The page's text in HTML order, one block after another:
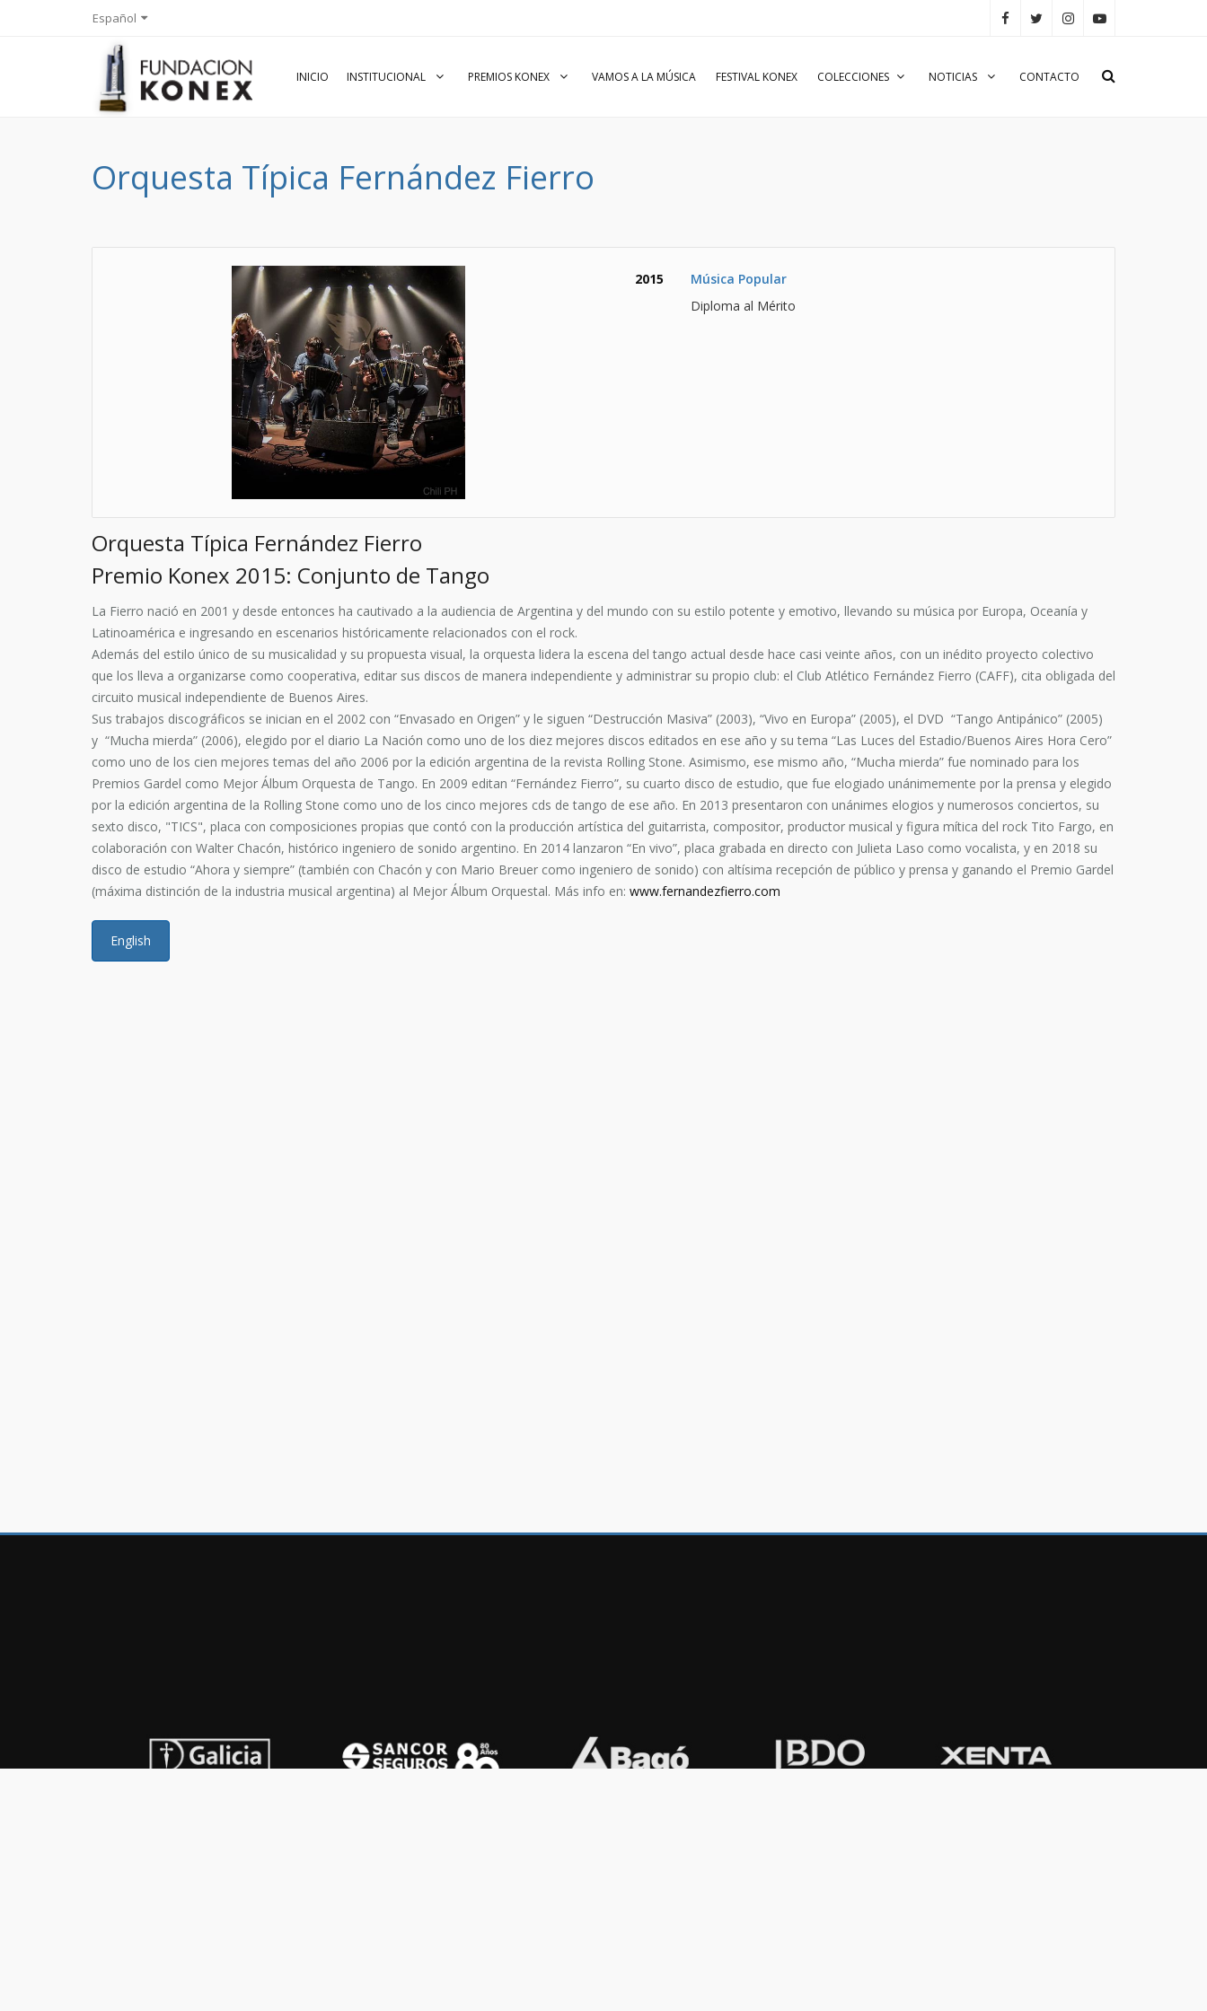
Español
INICIO INSTITUCIONAL PREMIOS KONEX VAMOS A LA MÚSICA FESTIVAL KONEX COLECCIONES NOTICIAS CONTACTO
Orquesta Típica Fernández Fierro
2015
Música Popular
Diploma al Mérito
Orquesta Típica Fernández Fierro
Premio Konex 2015: Conjunto de Tango
La Fierro nació en 2001 y desde entonces ha cautivado a la audiencia de Argentina y del mundo con su estilo potente y emotivo, llevando su música por Europa, Oceanía y
Latinoamérica e ingresando en escenarios históricamente relacionados con el rock.
Además del estilo único de su musicalidad y su propuesta visual, la orquesta lidera la escena del tango actual desde hace casi veinte años, con un inédito proyecto colectivo
que los lleva a organizarse como cooperativa, editar sus discos de manera independiente y administrar su propio club: el Club Atlético Fernández Fierro (CAFF), cita obligada del
circuito musical independiente de Buenos Aires.
Sus trabajos discográficos se inician en el 2002 con “Envasado en Origen” y le siguen “Destrucción Masiva” (2003), “Vivo en Europa” (2005), el DVD “Tango Antipánico” (2005)
y “Mucha mierda” (2006), elegido por el diario La Nación como uno de los diez mejores discos editados en ese año y su tema “Las Luces del Estadio/Buenos Aires Hora Cero”
como uno de los cien mejores temas del año 2006 por la edición argentina de la revista Rolling Stone. Asimismo, ese mismo año, “Mucha mierda” fue nominado para los
Premios Gardel como Mejor Álbum Orquesta de Tango. En 2009 editan “Fernández Fierro”, su cuarto disco de estudio, que fue elogiado unánimemente por la prensa y elegido
por la edición argentina de la Rolling Stone como uno de los cinco mejores cds de tango de ese año. En 2013 presentaron con unánimes elogios y numerosos conciertos, su
sexto disco, "TICS", placa con composiciones propias que contó con la producción artística del guitarrista, compositor, productor musical y figura mítica del rock Tito Fargo, en
colaboración con Walter Chacón, histórico ingeniero de sonido argentino. En 2014 lanzaron “En vivo”, placa grabada en directo con Julieta Laso como vocalista, y en 2018 su
disco de estudio “Ahora y siempre” (también con Chacón y con Mario Breuer como ingeniero de sonido) con altísima recepción de público y prensa y ganando el Premio Gardel
(máxima distinción de la industria musical argentina) al Mejor Álbum Orquestal. Más info en: www.fernandezfierro.com
English